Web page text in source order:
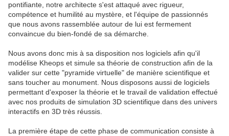
pontifiante, notre architecte s'est attaqué avec rigueur,
compétence et humilité au mystère, et l'équipe de passionnés
que nous avons rassemblée autour de lui est fermement
convaincue du bien-fondé de sa démarche.
Nous avons donc mis à sa disposition nos logiciels afin qu'il
modélise Kheops et simule sa théorie de construction afin de la
valider sur cette "pyramide virtuelle" de manière scientifique et
sans toucher au monument. Nous disposons aussi de logiciels
permettant d'exposer la théorie et le travail de validation effectué
avec nos produits de simulation 3D scientifique dans des univers
interactifs en 3D très réussis.
La première étape de cette phase de communication consiste à